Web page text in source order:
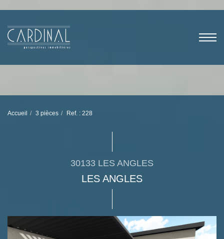
Accueil 3 pièces Ref. : 228
30133 LES ANGLES
LES ANGLES